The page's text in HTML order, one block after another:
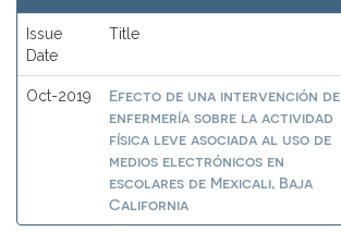
Issue
Date
Title
Oct-2019
Efecto de una intervención de
enfermería sobre la actividad
física leve asociada al uso de
medios electrónicos en
escolares de Mexicali, Baja
California